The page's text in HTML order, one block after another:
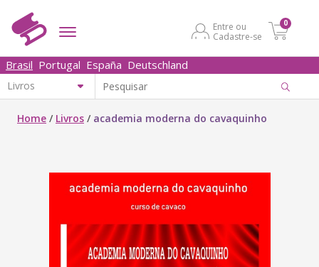
Entre ou
Cadastre-se
0
Brasil Portugal España Deutschland
Home / Livros / academia moderna do cavaquinho